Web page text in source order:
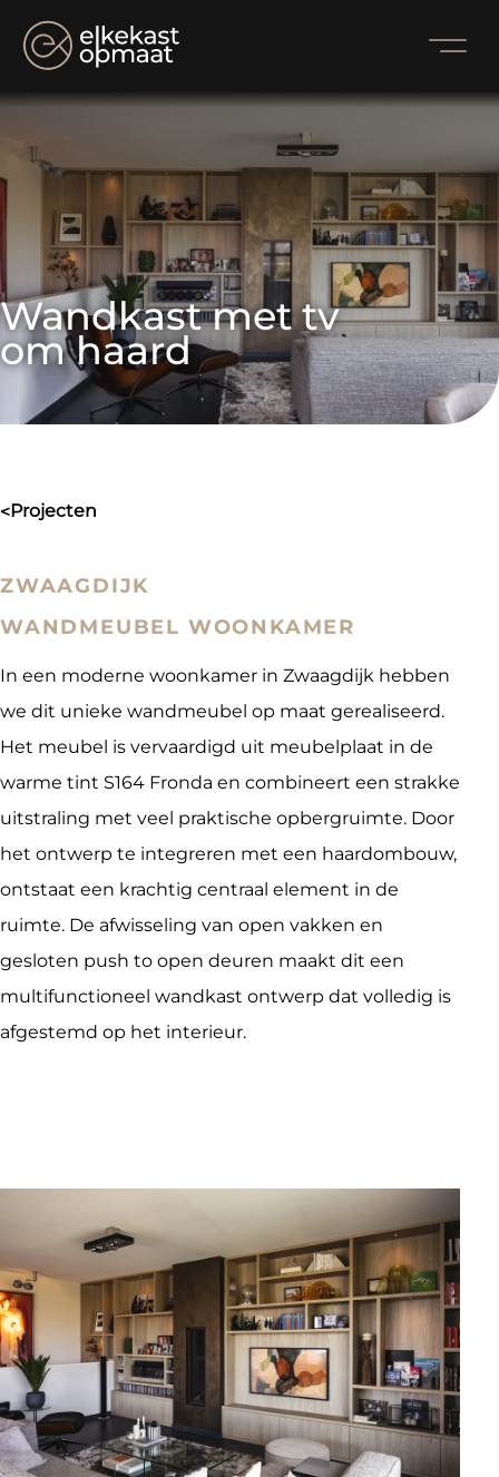
Wandkast met tv
om haard
> projecten
ZWAAGDIJK
WANDMEUBEL WOONKAMER
In een moderne woonkamer in Zwaagdijk hebben
we dit unieke wandmeubel op maat gerealiseerd.
Het meubel is vervaardigd uit meubelplaat in de
warme tint S164 Fronda en combineert een strakke
uitstraling met veel praktische opbergruimte. Door
het ontwerp te integreren met een haardombouw,
ontstaat een krachtig centraal element in de
ruimte. De afwisseling van open vakken en
gesloten push to open deuren maakt dit een
multifunctioneel wandkast ontwerp dat volledig is
afgestemd op het interieur.